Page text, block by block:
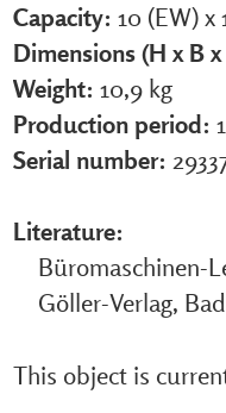
Capacity: 10 (EW) x
Dimensions (H x B
Weight: 10,9 kg
Production period:
Serial number:
Literature:
Büromaschinen-
Göller-Verlag,
This object is